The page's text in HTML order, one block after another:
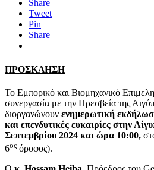
Share
Tweet
Pin
Share
ΠΡΟΣΚΛΗΣΗ
Το Εμπορικό και Βιομηχανικό
συνεργασία με την Πρεσβεία της
διοργανώνουν ενημερωτική
και επενδυτικές ευκαιρίες στην
Σεπτεμβρίου 2024 και ώρα 10:00,
6ος όροφος).